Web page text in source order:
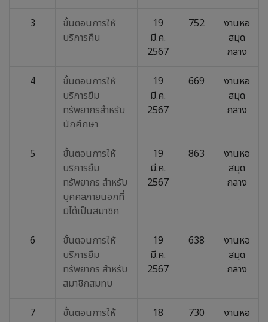
3
ขั้นตอนการให้
บริการคืน
19
มี.ค.
2567
752
งานหอ
สมุด
กลาง
4
ขั้นตอนการให้
บริการยืม
ทรัพยากรสำหรับ
นักศึกษา
19
มี.ค.
2567
669
งานหอ
สมุด
กลาง
5
ขั้นตอนการให้
บริการยืม
ทรัพยากร สำหรับ
บุคคลภายนอกที่
มิได้เป็นสมาชิก
19
มี.ค.
2567
863
งานหอ
สมุด
กลาง
6
ขั้นตอนการให้
บริการยืม
ทรัพยากร สำหรับ
สมาชิกสมทบ
19
มี.ค.
2567
638
งานหอ
สมุด
กลาง
7
ขั้นตอนการให้
18
730
งานหอ